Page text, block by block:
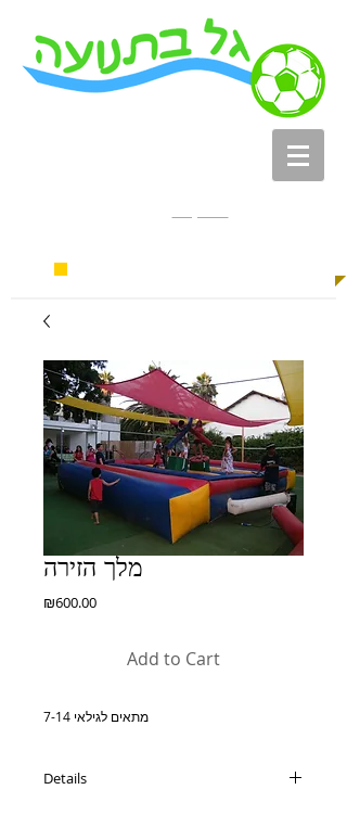
מלך הזירה
₪600.00Price
Add to Cart
מתאים לגילאי 7-14
Details